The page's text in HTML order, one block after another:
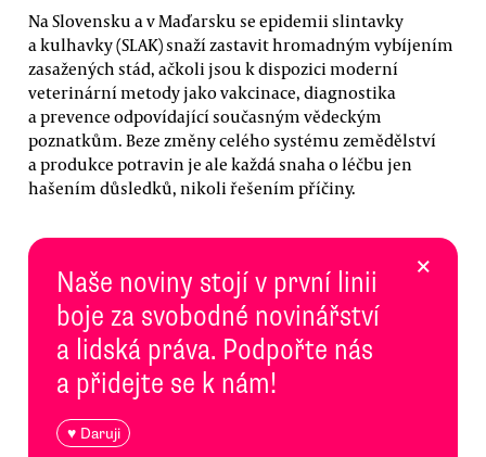
Na Slovensku a v Maďarsku se epidemii slintavky
a kulhavky (SLAK) snaží zastavit hromadným vybíjením
zasažených stád, ačkoli jsou k dispozici moderní
veterinární metody jako vakcinace, diagnostika
a prevence odpovídající současným vědeckým
poznatkům. Beze změny celého systému zemědělství
a produkce potravin je ale každá snaha o léčbu jen
hašením důsledků, nikoli řešením příčiny.
Naše noviny stojí v první linii
boje za svobodné novinářství
a lidská práva. Podpořte nás
a přidejte se k nám!
♥ Daruji
×